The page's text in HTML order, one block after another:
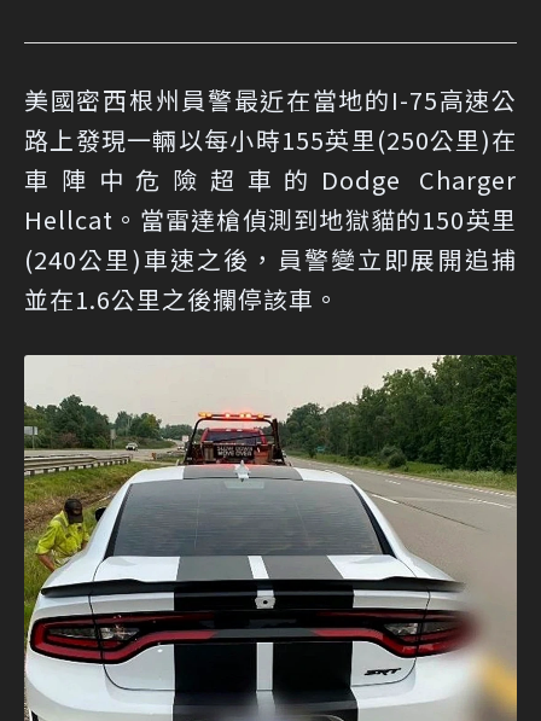
美國密西根州員警最近在當地的I-75高速公
路上發現一輛以每小時155英里(250公里)在
車陣中危險超車的Dodge Charger
Hellcat。當雷達槍偵測到地獄貓的150英里
(240公里)車速之後，員警變立即展開追捕
並在1.6公里之後攔停該車。